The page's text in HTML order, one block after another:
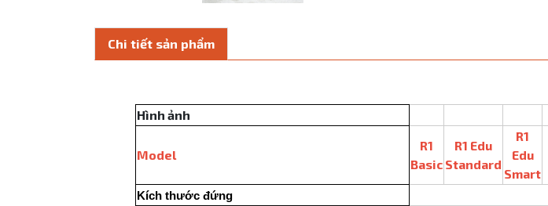
Chi tiết sản phẩm
Hình ảnh
Model
R1
Basic
R1 Edu
Standard
R1
Edu
Smart
Kích thước đứng